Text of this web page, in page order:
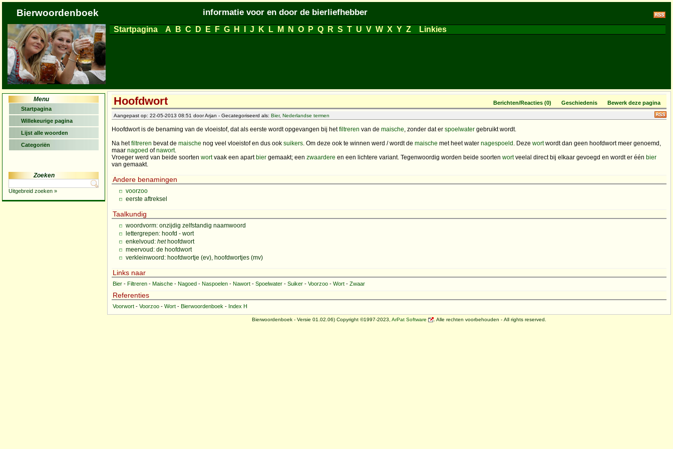
Bierwoordenboek informatie voor en door de bierliefhebber
Startpagina A B C D E F G H J K L M N O P Q R S T U V W X Y Z Linkies
Menu
Startpagina
Willekeurige pagina
Lijst alle woorden
Categoriën
Zoeken
Uitgebreid zoeken »
Berichten/Reacties (0) Geschiedenis Bewerk deze pagina
Hoofdwort
Aangepast op: 22-05-2013 08:51 door Arjan - Gecategoriseerd als: Bier, Nederlandse termen
Hoofdwort is de benaming van de vloeistof, dat als eerste wordt opgevangen bij hetfiltreren van de maische, zonder dat er spoelwater gebruikt wordt.
Na hetfiltreren bevat de maische nog veel vloeistof en dus ook suikers. Om deze ook te winnen werd / wordt de maische met heet water nagespoeld . Deze wortwordt dan geen hoofdwort meer genoemd,
maar nagoed ofnawort.
Vroeger werd van beide soorten wortvaak een apart bier gemaakt; een zwaardere en een lichtere variant. Tegenwoordig worden beide soorten wortveelal direct bij elkaar gevoegd en wordt er één bier
van gemaakt.
Andere benamingen
voorzoo
eerste aftreksel
Taalkundig
woordvorm: onzijdig zelfstandig naamwoord
lettergrepen: hoofd - wort
enkelvoud: hethoofdwort
meervoud: de hoofdwort
verkleinwoord: hoofdwortje (ev), hoofdwortjes (mv)
Links naar
Bier - Filtreren - Maische - Nagoed - Naspoelen - Nawort - Spoelwater - Suiker - Voorzoo - Wort - Zwaar
Referenties
Voorwort - Voorzoo - Wort - Bierwoordenboek - Index H
Bierwoordenboek - Versie 01.02.06) Copyright ©1997-2023, ArPat Software . Alle rechten voorbehouden - All rights reserved.